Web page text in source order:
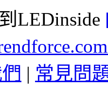
LEDinside
| 常見問